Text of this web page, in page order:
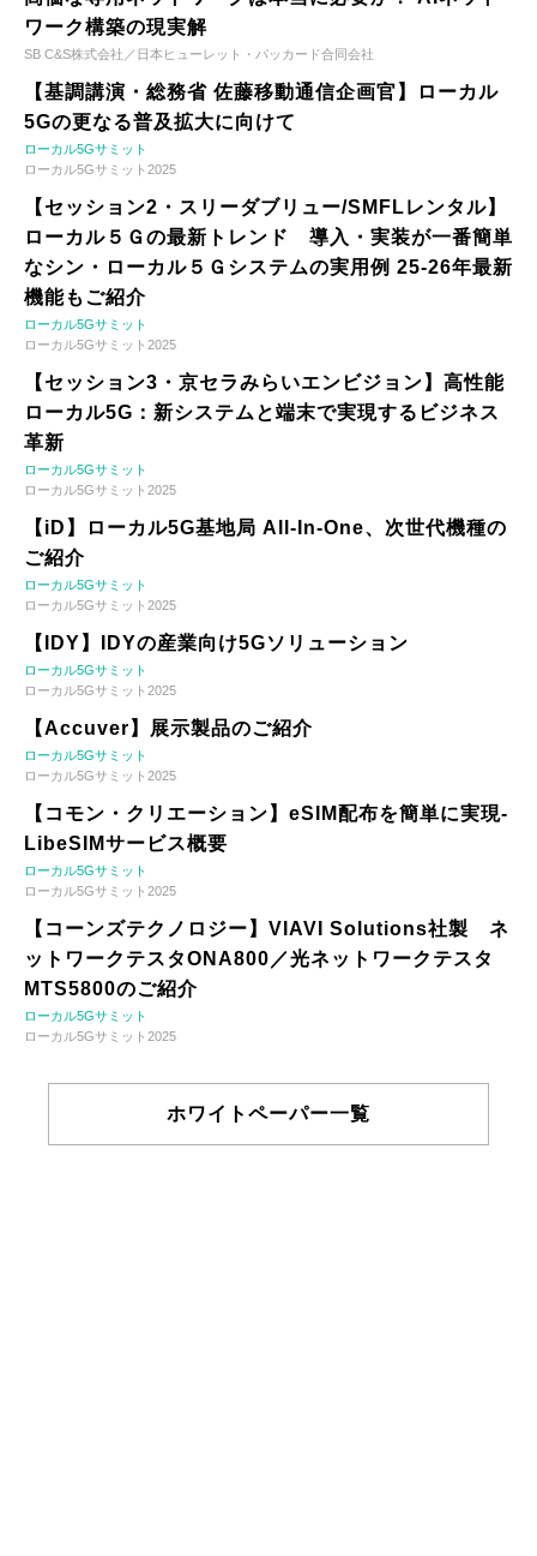
ワーク構築の現実解
SB C&S株式会社／日本ヒューレット・パッカード合同会社
【基調講演・総務省 佐藤移動通信企画官】ローカル
5Gの更なる普及拡大に向けて
ローカル5Gサミット
ローカル5Gサミット2025
【セッション2・スリーダブリュー/SMFLレンタル】
ローカル５Ｇの最新トレンド 導入・実装が一番簡単
なシン・ローカル５Ｇシステムの実用例 25-26年最新
機能もご紹介
ローカル5Gサミット
ローカル5Gサミット2025
【セッション3・京セラみらいエンビジョン】高性能
ローカル5G：新システムと端末で実現するビジネス
革新
ローカル5Gサミット
ローカル5Gサミット2025
【iD】ローカル5G基地局 All-In-One、次世代機種の
ご紹介
ローカル5Gサミット
ローカル5Gサミット2025
【IDY】IDYの産業向け5Gソリューション
ローカル5Gサミット
ローカル5Gサミット2025
【Accuver】展示製品のご紹介
ローカル5Gサミット
ローカル5Gサミット2025
【コモン・クリエーション】eSIM配布を簡単に実現-
LibeSIMサービス概要
ローカル5Gサミット
ローカル5Gサミット2025
【コーンズテクノロジー】VIAVI Solutions社製 ネ
ットワークテスタONA800／光ネットワークテスタ
MTS5800のご紹介
ローカル5Gサミット
ローカル5Gサミット2025
ホワイトペーパー一覧